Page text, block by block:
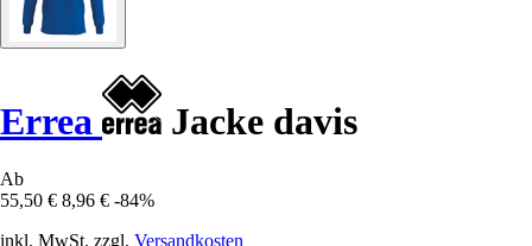
Errea Jacke davis
Ab
55,50 € 8,96 € -84%
inkl. MwSt. zzgl. Versandkosten